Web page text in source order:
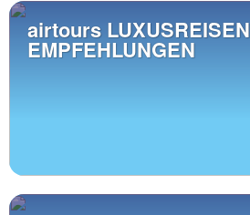
airtours LUXUSREISEN
EMPFEHLUNGEN